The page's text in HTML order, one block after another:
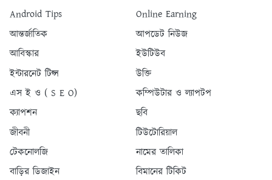
Android Tips
Online Earning
আন্তর্জাতিক
আপডেট নিউজ
আবিস্কার
ইউটিউব
ইন্টারনেট টিপ্স
উক্তি
এস ই ও ( S E O)
কম্পিউটার ও ল্যাপটপ
ক্যাপশন
ছবি
জীবনী
টিউটোরিয়াল
টেকনোলজি
নামের তালিকা
বাড়ির ডিজাইন
বিমানের টিকিট